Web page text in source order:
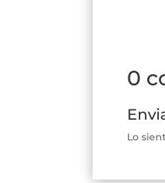
0
Lo